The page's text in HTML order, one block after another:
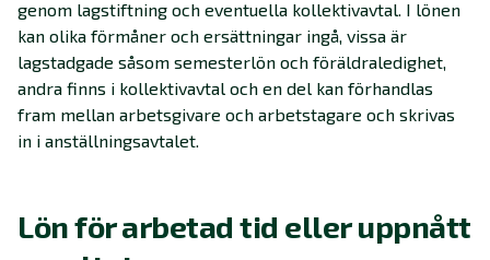
genom lagstiftning och eventuella kollektivavtal. I lönen
kan olika förmåner och ersättningar ingå, vissa är
lagstadgade såsom semesterlön och föräldraledighet,
andra finns i kollektivavtal och en del kan förhandlas
fram mellan arbetsgivare och arbetstagare och skrivas
in i anställningsavtalet.
Lön för arbetad tid eller uppnått